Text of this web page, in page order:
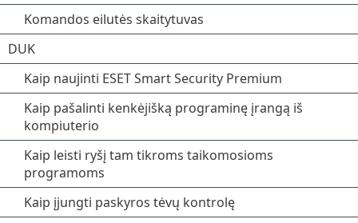
Komandos eilutės skaitytuvas
DUK
Kaip naujinti ESET Smart Security Premium
Kaip pašalinti kenkėjišką programinę įrangą iš
kompiuterio
Kaip leisti ryšį tam tikroms taikomosioms
programoms
Kaip įjungti paskyros tėvų kontrolę